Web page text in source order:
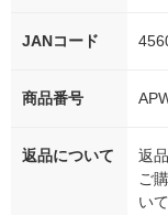
JANコード
商品番号
返品について
返
ご
い